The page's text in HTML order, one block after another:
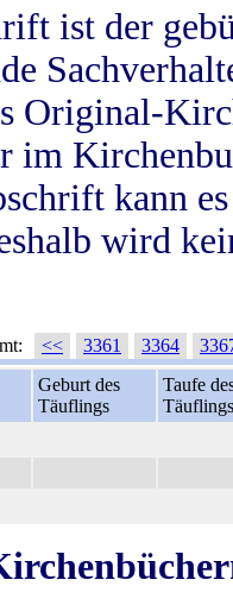
ist der
Original-
im
kann
wird
<< 3361 3364
Geburt des
Täuflings
Taufe
Täuflings